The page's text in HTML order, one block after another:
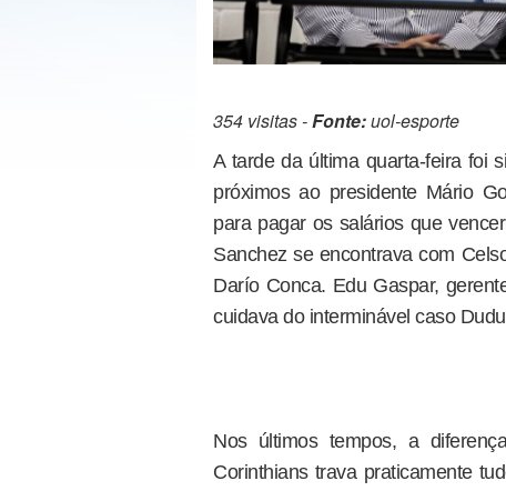
354 visitas -Fonte:uol-esporte
A tarde da última quarta-feira foi
próximos ao presidente Mário
para pagar os salários que
Sanchez se encontrava com
Darío Conca. Edu Gaspar,
cuidava do interminável caso
Nos últimos tempos, a
Corinthians trava praticamente